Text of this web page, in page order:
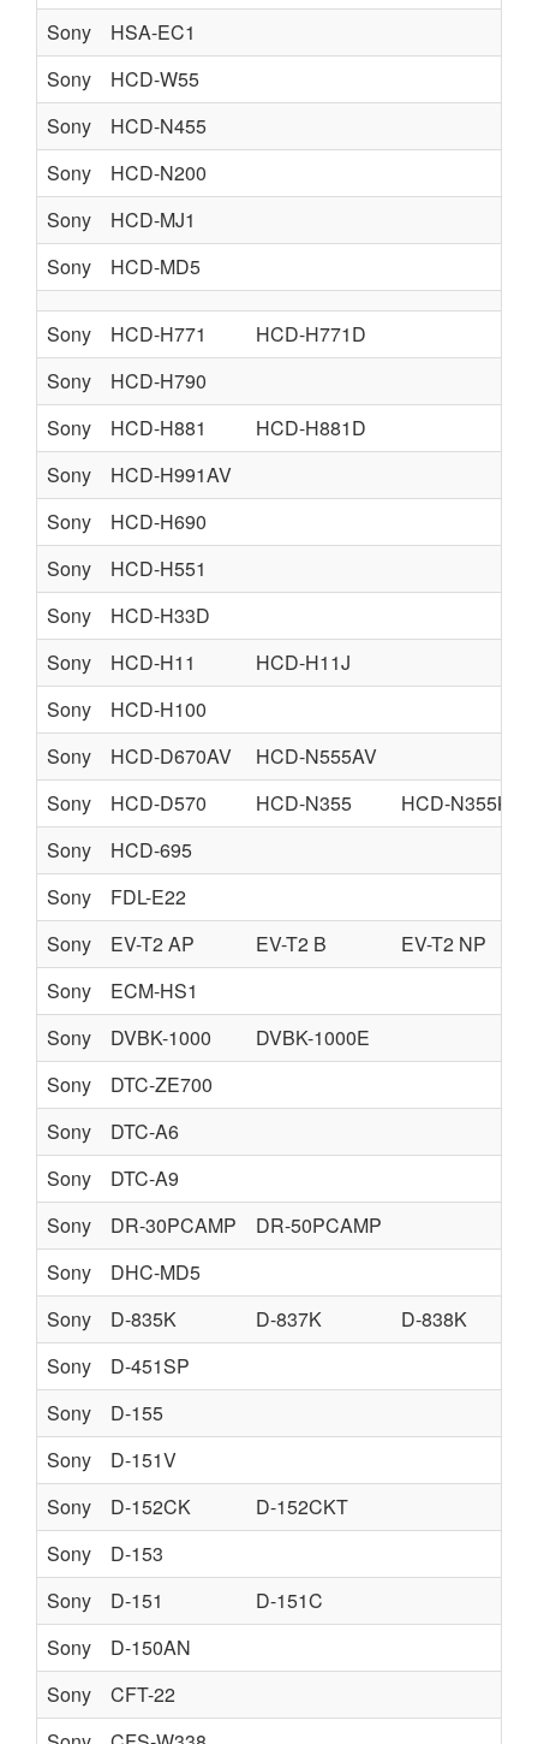
Sony
HSA-EC1
Sony
HCD-W55
Sony
HCD-N455
Sony
HCD-N200
Sony
HCD-MJ1
Sony
HCD-MD5
Sony HCD-H771
HCD-H771D
Sony
HCD-H790
Sony
HCD-H881
HCD-H881D
Sony
HCD-H991AV
Sony
HCD-H690
Sony
HCD-H551
Sony
HCD-H33D
Sony
HCD-H11
HCD-H11J
Sony
HCD-H100
Sony
HCD-D670AV
HCD-N555AV
Sony
HCD-D570 HCD-N355
HCD-N355K
Sony
HCD-695
Sony
FDL-E22
Sony
EV-T2 AP EV-T2 B EV-T2 NP
Sony
ECM-HS1
Sony
DVBK-1000
DVBK-1000E
Sony
DTC-ZE700
Sony
DTC-A6
Sony
DTC-A9
Sony
DR-30PCAMP
DR-50PCAMP
Sony
DHC-MD5
Sony
D-835K D-837K
D-838K
Sony
D-451SP
Sony
D-155
Sony
D-151V
Sony
D-152CK
D-152CKT
Sony
D-153
Sony
D-151
D-151C
Sony
D-150AN
Sony
CFT-22